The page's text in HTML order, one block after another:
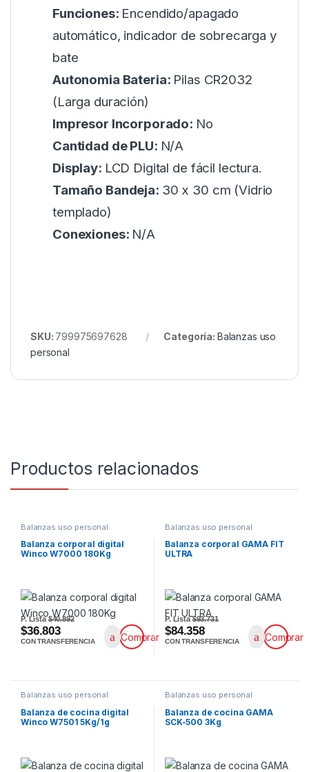
Funciones: Encendido/apagado
automático, indicador de sobrecarga y
bate
Autonomia Bateria: Pilas CR2032
(Larga duración)
Impresor Incorporado: No
Cantidad de PLU: N/A
Display: LCD Digital de fácil lectura.
Tamaño Bandeja: 30 x 30 cm (Vidrio
templado)
Conexiones: N/A
SKU: 799975697628 Categoría: Balanzas uso
personal
Productos relacionados
Balanzas uso personal
Balanza corporal digital
Winco W7000 180Kg
P. Lista$40.892
$36.803
CON TRANSFERENCIA Comprar
Balanzas uso personal
Balanza corporal GAMA FIT
ULTRA
P. Lista$93.731
$84.358
CON TRANSFERENCIA Comprar
Balanzas uso personal
Balanza de cocina digital
Winco W7501 5Kg/1g
Balanzas uso personal
Balanza de cocina GAMA
SCK-500 3Kg